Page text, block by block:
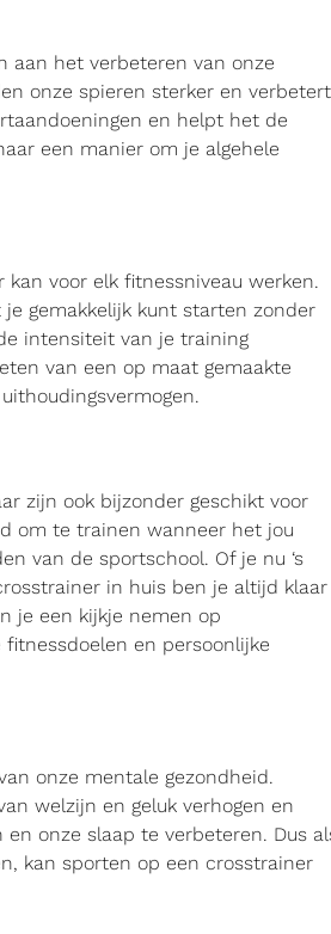
aan het verbeteren van onze
onze spieren sterker en verbetert
en helpt het de
een manier om je algehele
voor elk fitnessniveau werken.
gemakkelijk kunt starten zonder
intensiteit van je training
van een op maat gemaakte
zijn ook bijzonder geschikt voor
om te trainen wanneer het jou
van de sportschool. Of je nu ‘s
in huis ben je altijd klaar
je een kijkje nemen op
en persoonlijke
onze mentale gezondheid.
welzijn en geluk verhogen en
onze slaap te verbeteren. Dus
kan sporten op een crosstrainer